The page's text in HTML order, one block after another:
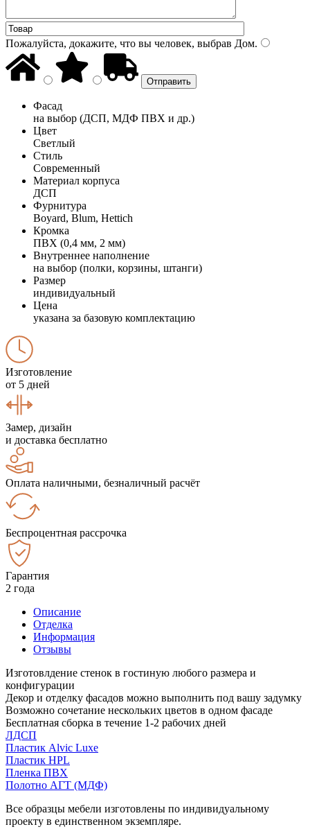
Пожалуйста, докажите, что вы человек, выбрав Дом.
Фасад
на выбор (ДСП, МДФ ПВХ и др.)
Цвет
Светлый
Стиль
Современный
Материал корпуса
ДСП
Фурнитура
Boyard, Blum, Hettich
Кромка
ПВХ (0,4 мм, 2 мм)
Внутреннее наполнение
на выбор (полки, корзины, штанги)
Размер
индивидуальный
Цена
указана за базовую комплектацию
Изготовление
от 5 дней
Замер, дизайн
и доставка бесплатно
Оплата наличными, безналичный расчёт
Беспроцентная рассрочка
Гарантия
2 года
Описание
Отделка
Информация
Отзывы
Изготовлдение стенок в гостиную любого размера и
конфигурации
Декор и отделку фасадов можно выполнить под вашу задумку
Возможно сочетание нескольких цветов в одном фасаде
Бесплатная сборка в течение 1-2 рабочих дней
ЛДСП
Пластик Alvic Luxe
Пластик HPL
Пленка ПВХ
Полотно АГТ (МДФ)
Все образцы мебели изготовлены по индивидуальному
проекту в единственном экземпляре.